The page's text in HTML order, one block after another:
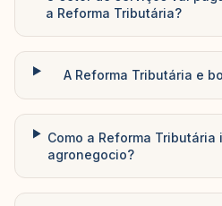
a Reforma Tributária?
A Reforma Tributária e
Como a Reforma Tributária
agronegocio?